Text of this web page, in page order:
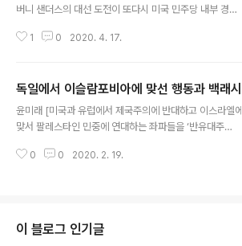
버니 샌더스의 대선 도전이 또다시 미국 민주당 내부 경선
미 코빈의 총선 패배에 이어서 국제적 좌파들에게는 우울
먼저 ‘샌더스는 민주당 언저리에서 머물러 온 재산도 많은
부자에다가, 제국주의에도 타협해 온 진짜 사회주의자도
아니다’라는 식의 태도와는 선을 긋고 싶다. ‘거봐라 내가
부터 틀려먹었다. 애초에 기대나 시도를 말 것이지’라는 식
1 0 2020. 4. 17.
독일에서 이슬람포비아에 맞선 행동과 백래시
윤미래 [미국과 유럽에서 제국주의에 반대하고 이스라엘에
맞서 팔레스타인 민중에 연대하는 좌파들을 ‘반유대주
인종주의를 계속 드러내왔다. 관련해서 독일의 대학에서
연장선에서 최근에 벌어진 항의 행동을 보고하는 글이다.]
1. 라는 토론회에 스무 명 정도의 유색인 및 연대자 학우들
0 0 2020. 2. 19.
이 블로그 인기글